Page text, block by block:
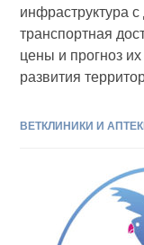
инфраструктура
транспортная
цены и прогноз
развития
ВЕТКЛИНИКИ И